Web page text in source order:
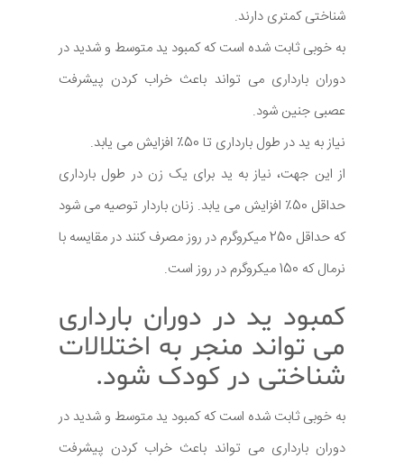
شناختی کمتری دارند.
به خوبی ثابت شده است که کمبود ید متوسط و شدید در
دوران بارداری می تواند باعث خراب کردن پیشرفت
عصبی جنین شود.
نیاز به ید در طول بارداری تا 50٪ افزایش می یابد.
از این جهت، نیاز به ید برای یک زن در طول بارداری
حداقل 50٪ افزایش می یابد. زنان باردار توصیه می شود
که حداقل 250 میکروگرم در روز مصرف کنند در مقایسه با
نرمال که 150 میکروگرم در روز است.
کمبود ید در دوران بارداری
می تواند منجر به اختلالات
شناختی در کودک شود.
به خوبی ثابت شده است که کمبود ید متوسط و شدید در
دوران بارداری می تواند باعث خراب کردن پیشرفت